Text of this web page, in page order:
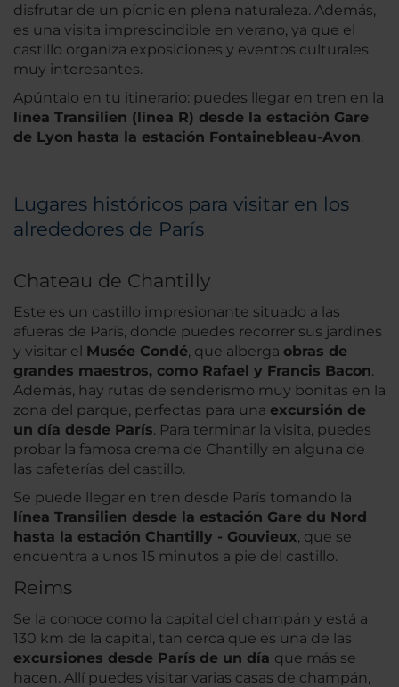
disfrutar de un pícnic en plena naturaleza. Además,
es una visita imprescindible en verano, ya que el
castillo organiza exposiciones y eventos culturales
muy interesantes.
Apúntalo en tu itinerario: puedes llegar en tren en la
línea Transilien (línea R) desde la estación Gare
de Lyon hasta la estación Fontainebleau-Avon.
Lugares históricos para visitar en los
alrededores de París
Chateau de Chantilly
Este es un castillo impresionante situado a las
afueras de París, donde puedes recorrer sus jardines
y visitar el Musée Condé, que alberga obras de
grandes maestros, como Rafael y Francis Bacon.
Además, hay rutas de senderismo muy bonitas en la
zona del parque, perfectas para una excursión de
un día desde París. Para terminar la visita, puedes
probar la famosa crema de Chantilly en alguna de
las cafeterías del castillo.
Se puede llegar en tren desde París tomando la
línea Transilien desde la estación Gare du Nord
hasta la estación Chantilly - Gouvieux, que se
encuentra a unos 15 minutos a pie del castillo.
Reims
Se la conoce como la capital del champán y está a
130 km de la capital, tan cerca que es una de las
excursiones desde París de un día que más se
hacen. Allí puedes visitar varias casas de champán,